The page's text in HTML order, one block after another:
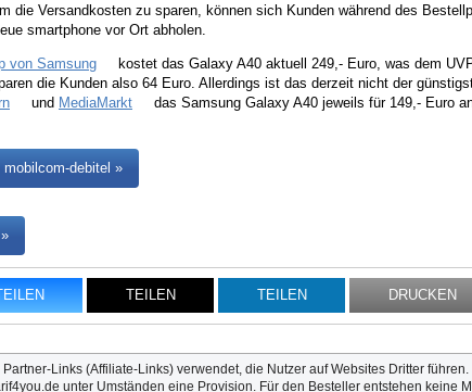
die Versandkosten zu sparen, können sich Kunden während des
smartphone vor Ort abholen.
von Samsung
kostet das Galaxy A40 aktuell 249,- Euro, was dem
die Kunden also 64 Euro. Allerdings ist das derzeit nicht der
und MediaMarkt das Samsung Galaxy A40 jeweils für 149,- Euro
debitel »
TEILEN TEILEN DRUCKEN
Links (Affiliate-Links) verwendet, die Nutzer auf Websites Dritter
unter Umständen eine Provision. Für den Besteller entstehen keine